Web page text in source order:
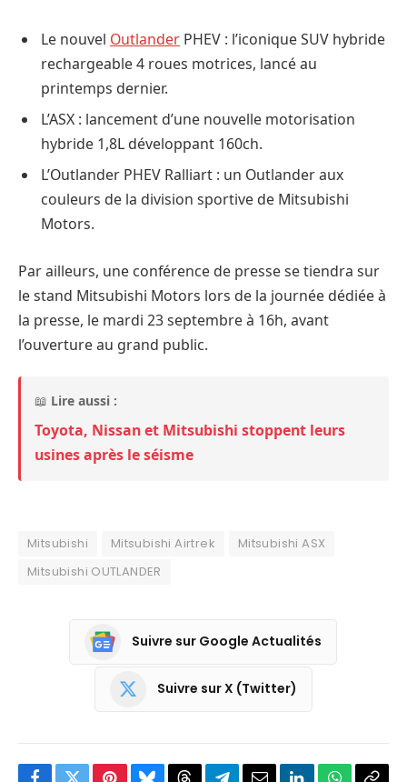
Le nouvel Outlander PHEV : l’iconique SUV hybride
rechargeable 4 roues motrices, lancé au
printemps dernier.
L’ASX : lancement d’une nouvelle motorisation
hybride 1,8L développant 160ch.
L’Outlander PHEV Ralliart : un Outlander aux
couleurs de la division sportive de Mitsubishi
Motors.
Par ailleurs, une conférence de presse se tiendra sur
le stand Mitsubishi Motors lors de la journée dédiée à
la presse, le mardi 23 septembre à 16h, avant
l’ouverture au grand public.
📖 Lire aussi :
Toyota, Nissan et Mitsubishi stoppent leurs
usines après le séisme
Mitsubishi Mitsubishi Airtrek
Mitsubishi ASX
Mitsubishi OUTLANDER
Suivre sur Google Actualités
Suivre sur X (Twitter)